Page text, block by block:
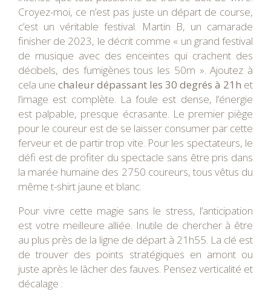
Croyez-moi, ce n’est pas juste un départ de course,
c’est un véritable festival. Martin B, un camarade
finisher de 2023, le décrit comme « un grand festival
de musique avec des enceintes qui crachent des
décibels, des fumigènes tous les 50m ». Ajoutez à
cela une chaleur dépassant les 30 degrés à 21h et
l’image est complète. La foule est dense, l’énergie
est palpable, presque écrasante. Le premier piège
pour le coureur est de se laisser consumer par cette
ferveur et de partir trop vite. Pour les spectateurs, le
défi est de profiter du spectacle sans être pris dans
la marée humaine des 2750 coureurs, tous vêtus du
même t-shirt jaune et blanc.
Pour vivre cette magie sans le stress, l’anticipation
est votre meilleure alliée. Inutile de chercher à être
au plus près de la ligne de départ à 21h55. La clé est
de trouver des points stratégiques en amont ou
juste après le lâcher des fauves. Pensez verticalité et
décalage :